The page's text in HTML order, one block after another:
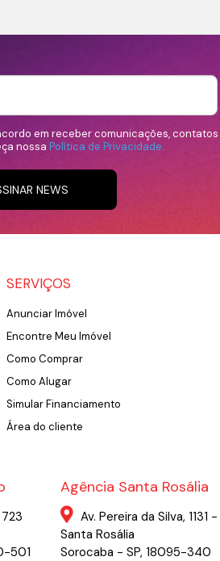
em receber comunicações,
nossa Política de Privacidade.
NEWS
SERVIÇOS
Anunciar Imóvel
Encontre Meu Imóvel
Como Comprar
Como Alugar
Simular Financiamento
Área do cliente
501
Agência Santa Rosália
Av. Pereira da Silva, 1131
Santa Rosália
Sorocaba - SP, 18095-340